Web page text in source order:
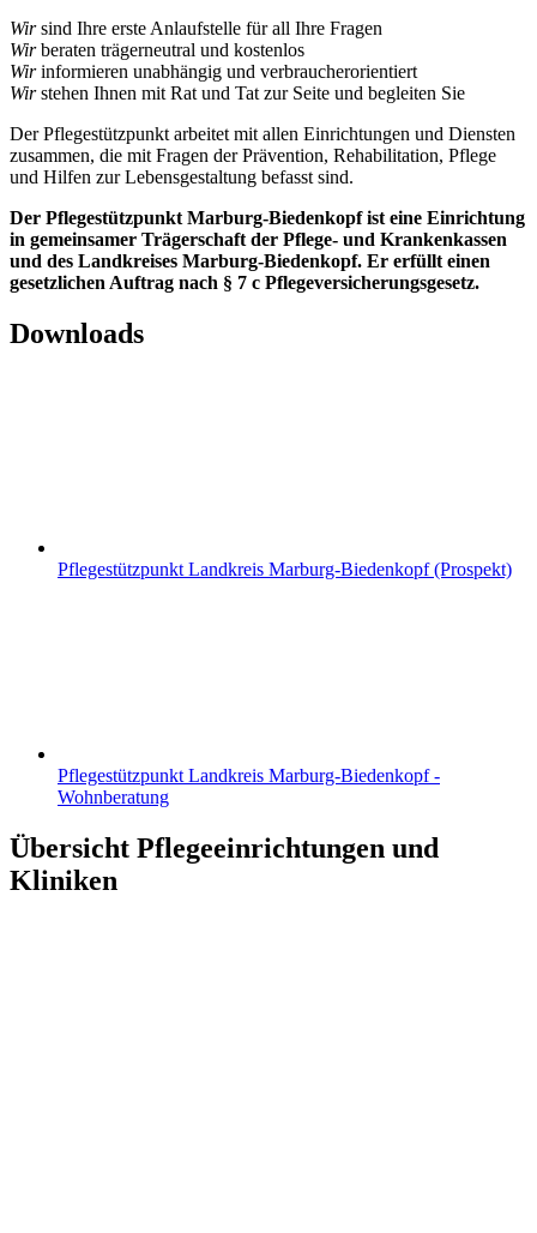
Wirsind Ihre erste Anlaufstelle für all Ihre Fragen
Wirberaten trägerneutral und kostenlos
Wirinformieren unabhängig und verbraucherorientiert
Wirstehen Ihnen mit Rat und Tat zur Seite und begleiten Sie
Der Pflegestützpunkt arbeitet mit allen Einrichtungen und Diensten
zusammen, die mit Fragen der Prävention, Rehabilitation, Pflege
und Hilfen zur Lebensgestaltung befasst sind.
Der Pflegestützpunkt Marburg-Biedenkopf ist eine Einrichtung
in gemeinsamer Trägerschaft der Pflege- und Krankenkassen
und des Landkreises Marburg-Biedenkopf. Er erfüllt einen
gesetzlichen Auftrag nach § 7 c Pflegeversicherungsgesetz.
Downloads
Pflegestützpunkt Landkreis Marburg-Biedenkopf (Prospekt)
Pflegestützpunkt Landkreis Marburg-Biedenkopf -
Wohnberatung
Übersicht Pflegeeinrichtungen und
Kliniken